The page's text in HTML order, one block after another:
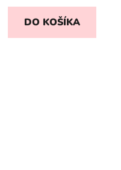
DO KOŠÍKA